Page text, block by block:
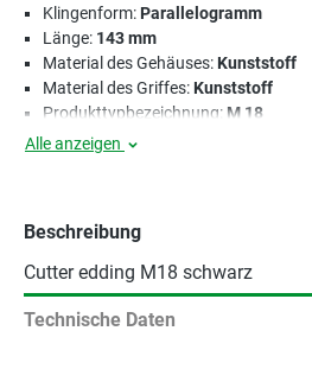
Klingenform:Parallelogramm
Länge: 143 mm
Material des Gehäuses:Kunststoff
Material des Griffes:Kunststoff
Produkttypbezeichnung: M 18
Alle anzeigen
Beschreibung
Cutter edding M18 schwarz
Technische Daten